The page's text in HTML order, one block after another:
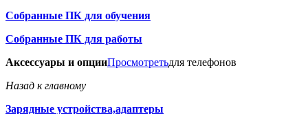
Собранные ПК для обучения
Собранные ПК для работы
Аксессуары и опцииПросмотретьдля телефонов
Назад к главному
Зарядные устройства,адаптеры